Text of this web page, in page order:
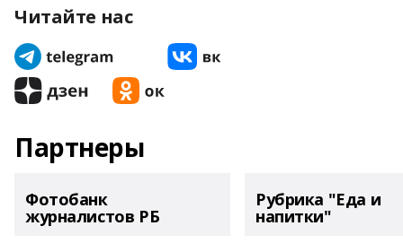
Читайте нас
Партнеры
Фотобанк
журналистов РБ
Рубрика "Еда и
напитки"